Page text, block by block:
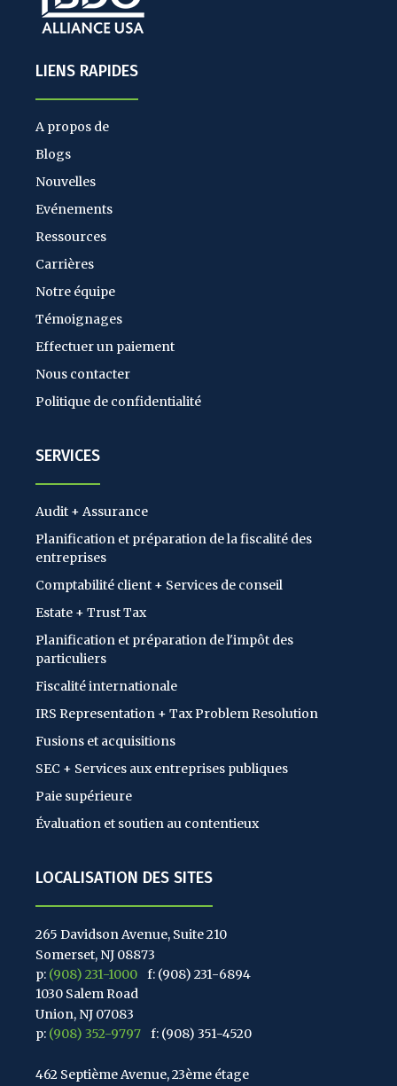
LIENS RAPIDES
A propos de
Blogs
Nouvelles
Evénements
Ressources
Carrières
Notre équipe
Témoignages
Effectuer un paiement
Nous contacter
Politique de confidentialité
SERVICES
Audit + Assurance
Planification et préparation de la fiscalité des
entreprises
Comptabilité client + Services de conseil
Estate + Trust Tax
Planification et préparation de l'impôt des
particuliers
Fiscalité internationale
IRS Representation + Tax Problem Resolution
Fusions et acquisitions
SEC + Services aux entreprises publiques
Paie supérieure
Évaluation et soutien au contentieux
LOCALISATION DES SITES
265 Davidson Avenue, Suite 210
Somerset, NJ 08873
p: (908) 231-1000
f: (908) 231-6894
1030 Salem Road
Union, NJ 07083
p: (908) 352-9797 f: (908) 351-4520
462 Septième Avenue, 23ème étage